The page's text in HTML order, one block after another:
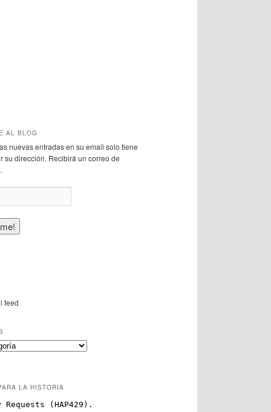
AL BLOG
nuevas entradas en su email solo tiene
su dirección. Recibirá un correo de
feed
LA HISTORIA